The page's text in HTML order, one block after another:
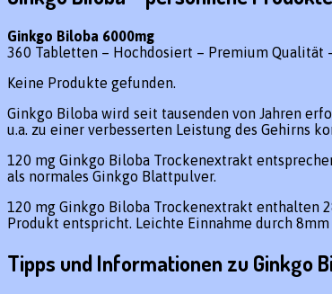
Ginkgo Biloba 6000mg
360 Tabletten – Hochdosiert – Premium Qualität
Keine Produkte gefunden.
Ginkgo Biloba wird seit tausenden von Jahren
u.a. zu einer verbesserten Leistung des Gehirns
120 mg Ginkgo Biloba Trockenextrakt
als normales Ginkgo Blattpulver.
120 mg Ginkgo Biloba Trockenextrakt enthalten
Produkt entspricht. Leichte Einnahme durch
Tipps und Informationen zu Ginkgo